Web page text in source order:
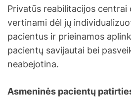
Privatūs reabilitacijos centrai
vertinami dėl jų
pacientus ir prieinamos
pacientų savijautai bei
neabejotina.
Asmeninės pacientų